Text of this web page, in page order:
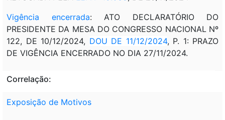
Vigência encerrada: ATO DECLARATÓRIO DO
PRESIDENTE DA MESA DO CONGRESSO NACIONAL Nº
122, DE 10/12/2024, DOU DE 11/12/2024, P. 1: PRAZO
DE VIGÊNCIA ENCERRADO NO DIA 27/11/2024.
Correlação:
Exposição de Motivos